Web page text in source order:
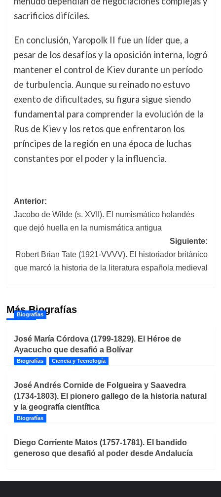
sacrificios difíciles.
En conclusión, Yaropolk II fue un líder que, a
pesar de los desafíos y la oposición interna, logró
mantener el control de Kiev durante un período
de turbulencia. Aunque su reinado no estuvo
exento de dificultades, su figura sigue siendo
fundamental para comprender la evolución de la
Rus de Kiev y los retos que enfrentaron los
príncipes de la región en una época de luchas
constantes por el poder y la influencia.
Navegación
de
entradas
Anterior:
Jacobo de Wilde (s. XVII). El numismático holandés
que dejó huella en la numismática antigua
Siguiente:
Robert Brian Tate (1921-VVVV). El historiador británico
que marcó la historia de la literatura española medieval
Más Biografías
Biografías
José María Córdova (1799-1829). El Héroe de
Ayacucho que desafió a Bolívar
Biografías Ciencia y Tecnología
José Andrés Cornide de Folgueira y Saavedra
(1734-1803). El pionero gallego de la historia natural
y la geografía científica
Biografías
Diego Corriente Matos (1757-1781). El bandido
generoso que desafió al poder desde Andalucía